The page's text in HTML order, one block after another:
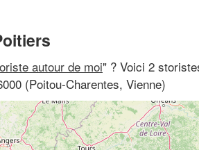
autour de moi" ? Voici 2
(Poitou-Charentes, Vienne)